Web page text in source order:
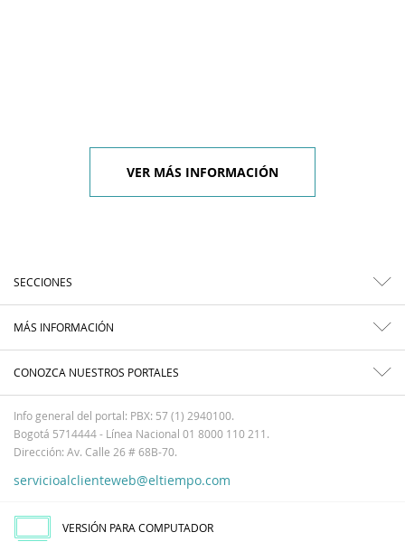
VER MÁS INFORMACIÓN
SECCIONES
MÁS INFORMACIÓN
CONOZCA NUESTROS PORTALES
Info general del portal: PBX: 57 (1) 2940100.
Bogotá 5714444 - Línea Nacional 01 8000 110 211.
Dirección: Av. Calle 26 # 68B-70.
servicioalclienteweb@eltiempo.com
VERSIÓN PARA COMPUTADOR